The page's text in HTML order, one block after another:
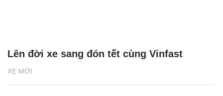
XE MỚI
Lên đời xe sang đón tết cùng Vinfast